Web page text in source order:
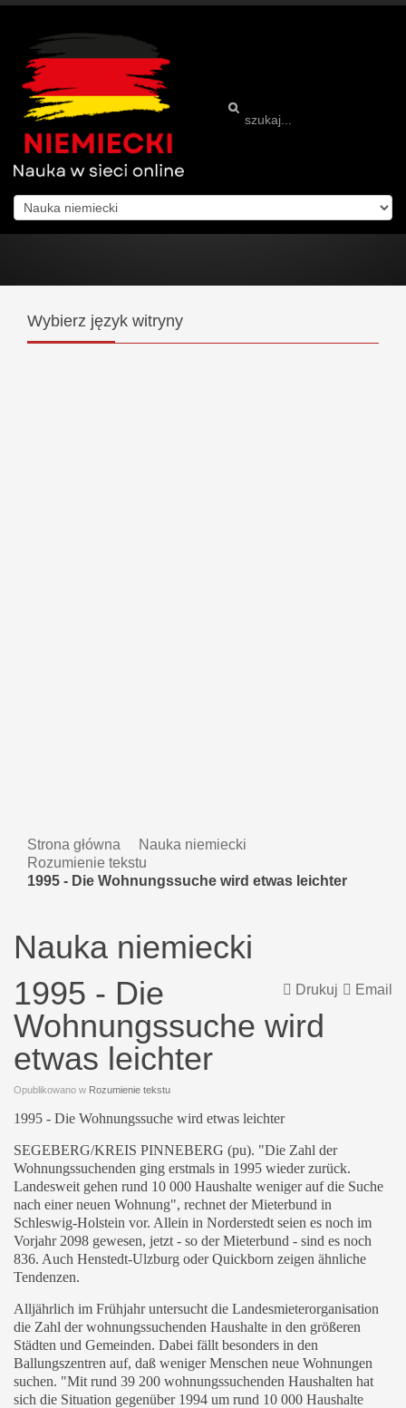
Wybierz język witryny
Strona główna
Nauka niemiecki
Rozumienie tekstu
1995 - Die Wohnungssuche wird etwas leichter
Nauka niemiecki
Email
Drukuj
1995 - Die
Wohnungssuche wird
etwas leichter
Opublikowano w Rozumienie tekstu
1995 - Die Wohnungssuche wird etwas leichter
SEGEBERG/KREIS PINNEBERG (pu). "Die Zahl der
Wohnungssuchenden ging erstmals in 1995 wieder zurück.
Landesweit gehen rund 10 000 Haushalte weniger auf die Suche
nach einer neuen Wohnung", rechnet der Mieterbund in
Schleswig-Holstein vor. Allein in Norderstedt seien es noch im
Vorjahr 2098 gewesen, jetzt - so der Mieterbund - sind es noch
836. Auch Henstedt-Ulzburg oder Quickborn zeigen ähnliche
Tendenzen.
Alljährlich im Frühjahr untersucht die Landesmieterorganisation
die Zahl der wohnungssuchenden Haushalte in den größeren
Städten und Gemeinden. Dabei fällt besonders in den
Ballungszentren auf, daß weniger Menschen neue Wohnungen
suchen. "Mit rund 39 200 wohnungssuchenden Haushalten hat
sich die Situation gegenüber 1994 um rund 10 000 Haushalte